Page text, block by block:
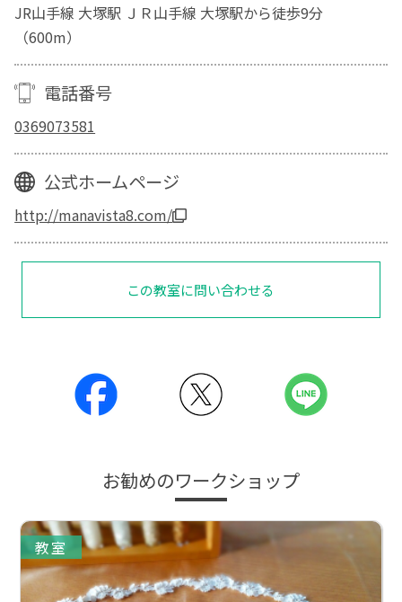
JR山手線 大塚駅 ＪＲ山手線 大塚駅から徒歩9分
（600m）
電話番号
0369073581
公式ホームページ
http://manavista8.com/
この教室に問い合わせる
お勧めのワークショップ
教室